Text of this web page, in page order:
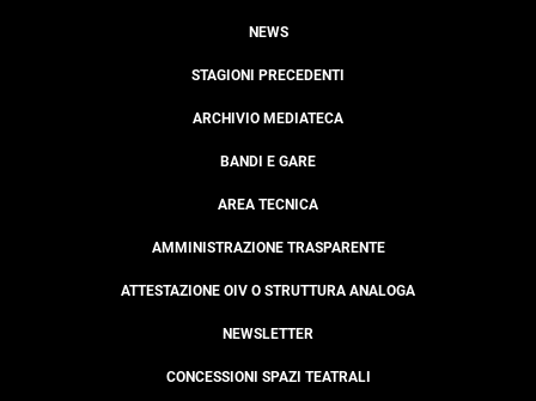
NEWS
STAGIONI PRECEDENTI
ARCHIVIO MEDIATECA
BANDI E GARE
AREA TECNICA
AMMINISTRAZIONE TRASPARENTE
ATTESTAZIONE OIV O STRUTTURA ANALOGA
NEWSLETTER
CONCESSIONI SPAZI TEATRALI